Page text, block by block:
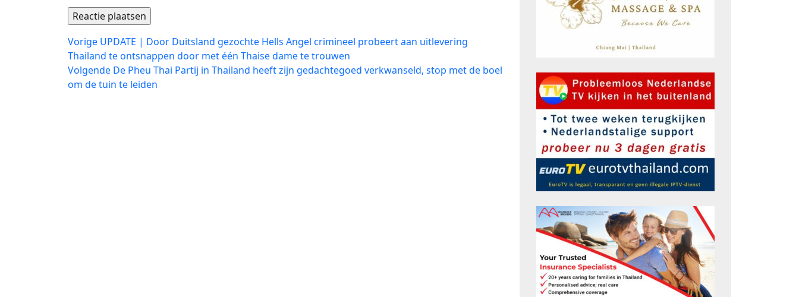
Bericht
navigatie
Vorige Vorig
bericht:
UPDATE | Door Duitsland gezochte Hells Angel crimineel probeert aan uitlevering
Thailand te ontsnappen door met één Thaise dame te trouwen
Volgende Volgend
bericht:
De Pheu Thai Partij in Thailand heeft zijn gedachtegoed verkwanseld, stop met de boel
om de tuin te leiden